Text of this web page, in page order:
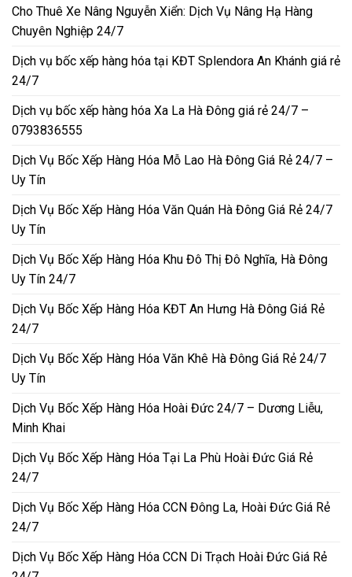
Cho Thuê Xe Nâng Nguyễn Xiển: Dịch Vụ Nâng Hạ Hàng
Chuyên Nghiệp 24/7
Dịch vụ bốc xếp hàng hóa tại KĐT Splendora An Khánh giá rẻ
24/7
Dịch vụ bốc xếp hàng hóa Xa La Hà Đông giá rẻ 24/7 –
0793836555
Dịch Vụ Bốc Xếp Hàng Hóa Mỗ Lao Hà Đông Giá Rẻ 24/7 –
Uy Tín
Dịch Vụ Bốc Xếp Hàng Hóa Văn Quán Hà Đông Giá Rẻ 24/7
Uy Tín
Dịch Vụ Bốc Xếp Hàng Hóa Khu Đô Thị Đô Nghĩa, Hà Đông
Uy Tín 24/7
Dịch Vụ Bốc Xếp Hàng Hóa KĐT An Hưng Hà Đông Giá Rẻ
24/7
Dịch Vụ Bốc Xếp Hàng Hóa Văn Khê Hà Đông Giá Rẻ 24/7
Uy Tín
Dịch Vụ Bốc Xếp Hàng Hóa Hoài Đức 24/7 – Dương Liễu,
Minh Khai
Dịch Vụ Bốc Xếp Hàng Hóa Tại La Phù Hoài Đức Giá Rẻ
24/7
Dịch Vụ Bốc Xếp Hàng Hóa CCN Đông La, Hoài Đức Giá Rẻ
24/7
Dịch Vụ Bốc Xếp Hàng Hóa CCN Di Trạch Hoài Đức Giá Rẻ